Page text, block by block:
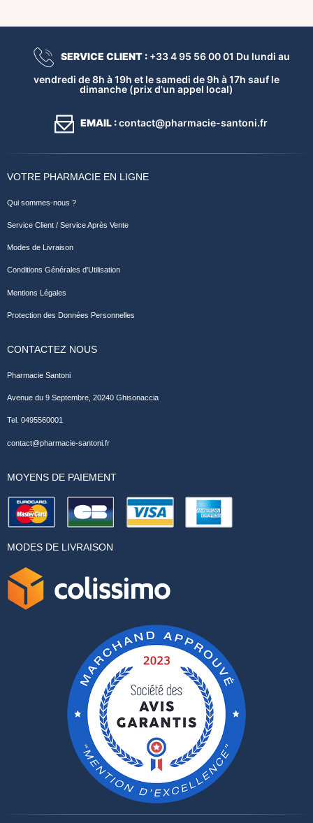
SERVICE CLIENT :+33 4 95 56 00 01 Du lundi au
vendredi de 8h à 19h et le samedi de 9h à 17h sauf le
dimanche (prix d'un appel local)
EMAIL :contact@pharmacie-santoni.fr
VOTRE PHARMACIE EN LIGNE
Qui sommes-nous ?
Service Client / Service Après Vente
Modes de Livraison
Conditions Générales d'Utilisation
Mentions Légales
Protection des Données Personnelles
CONTACTEZ NOUS
Pharmacie Santoni
Avenue du 9 Septembre, 20240 Ghisonaccia
Tel. 0495560001
contact@pharmacie-santoni.fr
MOYENS DE PAIEMENT
MODES DE LIVRAISON